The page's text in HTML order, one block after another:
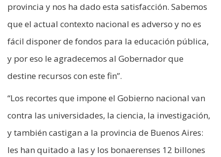
provincia y nos ha dado esta satisfacción. Sabemos
que el actual contexto nacional es adverso y no es
fácil disponer de fondos para la educación pública,
y por eso le agradecemos al Gobernador que
destine recursos con este fin”.
“Los recortes que impone el Gobierno nacional van
contra las universidades, la ciencia, la investigación,
y también castigan a la provincia de Buenos Aires:
les han quitado a las y los bonaerenses 12 billones